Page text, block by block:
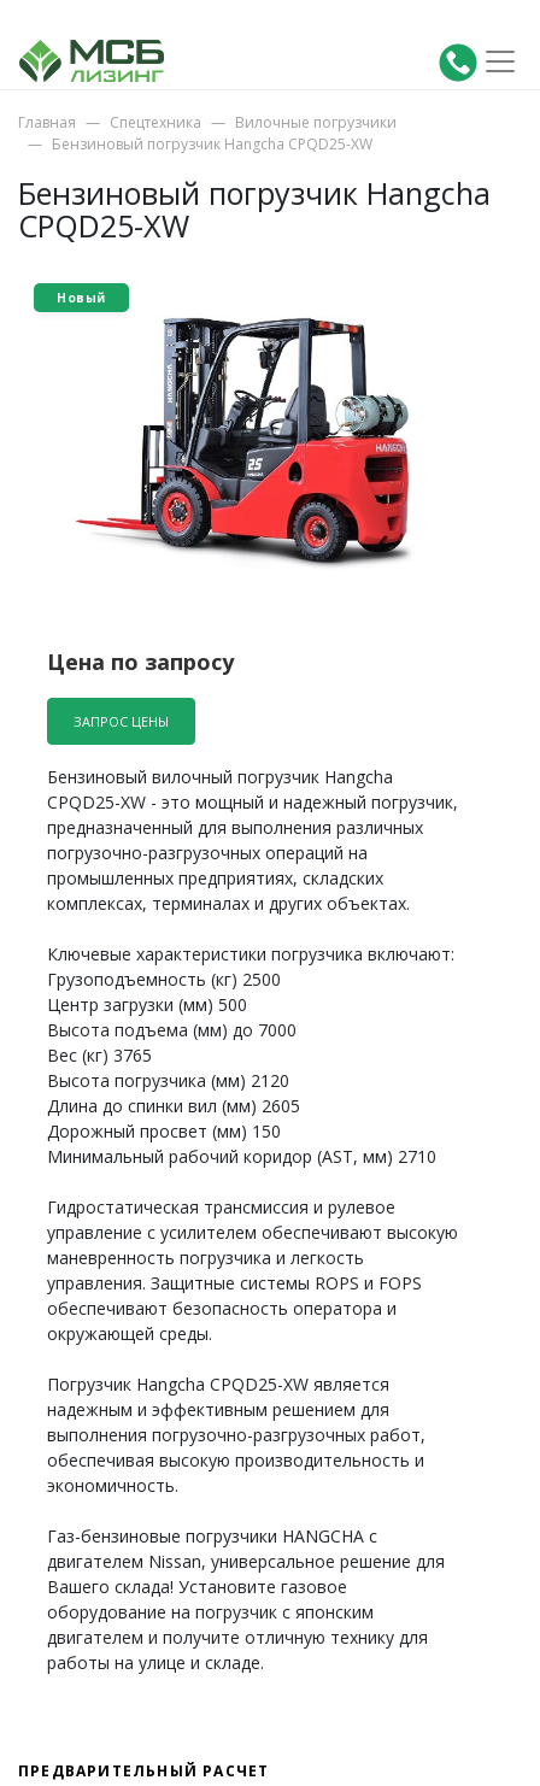
Главная Спецтехника
Вилочные погрузчики
Бензиновый погрузчик Hangcha CPQD25-XW
Бензиновый погрузчик Hangcha
CPQD25-XW
Новый
Цена по запросу
ЗАПРОС ЦЕНЫ
Бензиновый вилочный погрузчик Hangcha
CPQD25-XW - это мощный и надежный погрузчик,
предназначенный для выполнения различных
погрузочно-разгрузочных операций на
промышленных предприятиях, складских
комплексах, терминалах и других объектах.
Ключевые характеристики погрузчика включают:
Грузоподъемность (кг) 2500
Центр загрузки (мм) 500
Высота подъема (мм) до 7000
Вес (кг) 3765
Высота погрузчика (мм) 2120
Длина до спинки вил (мм) 2605
Дорожный просвет (мм) 150
Минимальный рабочий коридор (AST, мм) 2710
Гидростатическая трансмиссия и рулевое
управление с усилителем обеспечивают высокую
маневренность погрузчика и легкость
управления. Защитные системы ROPS и FOPS
обеспечивают безопасность оператора и
окружающей среды.
Погрузчик Hangcha CPQD25-XW является
надежным и эффективным решением для
выполнения погрузочно-разгрузочных работ,
обеспечивая высокую производительность и
экономичность.
Газ-бензиновые погрузчики HANGCHA с
двигателем Nissan, универсальное решение для
Вашего склада! Установите газовое
оборудование на погрузчик с японским
двигателем и получите отличную технику для
работы на улице и складе.
ПРЕДВАРИТЕЛЬНЫЙ РАСЧЕТ